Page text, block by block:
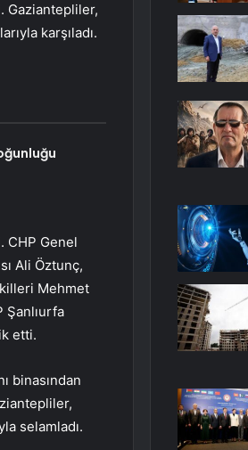
Gaziantepliler,
karşıladı.
CHP Genel
Ali Öztunç,
Mehmet
Şanlıurfa
etti.
binasından
selamladı.